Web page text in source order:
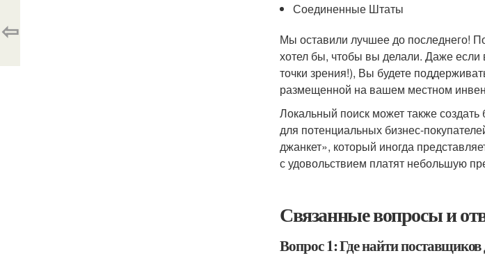
Соединенные Штаты
Мы оставили лучшее до последнего!
хотел бы, чтобы вы делали. Даже если
точки зрения!), Вы будете
размещенной на вашем местном
Локальный поиск может также
для потенциальных бизнес-
джанкет», который иногда
с удовольствием платят небольшую
Связанные вопросы и
Вопрос 1: Где найти
⇦